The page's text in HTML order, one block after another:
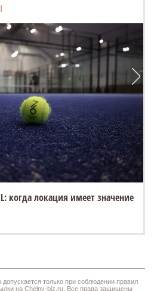
когда локация имеет значение
только при соблюдении правил
на Chelny-biz.ru. Все права защищены